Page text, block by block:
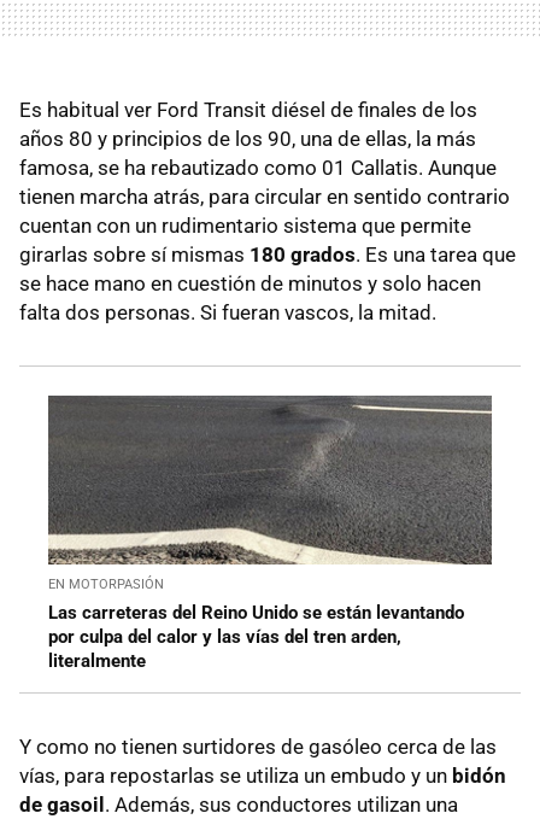
Es habitual ver Ford Transit diésel de finales de los
años 80 y principios de los 90, una de ellas, la más
famosa, se ha rebautizado como 01 Callatis. Aunque
tienen marcha atrás, para circular en sentido contrario
cuentan con un rudimentario sistema que permite
girarlas sobre sí mismas 180 grados. Es una tarea que
se hace mano en cuestión de minutos y solo hacen
falta dos personas. Si fueran vascos, la mitad.
EN MOTORPASIÓN
Las carreteras del Reino Unido se están levantando
por culpa del calor y las vías del tren arden,
literalmente
Y como no tienen surtidores de gasóleo cerca de las
vías, para repostarlas se utiliza un embudo y un bidón
de gasoil . Además, sus conductores utilizan una